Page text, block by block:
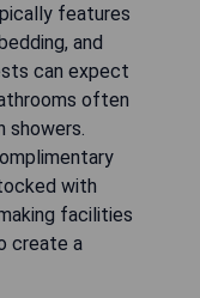
features
and
can expect
often
showers.
with
facilities
create a